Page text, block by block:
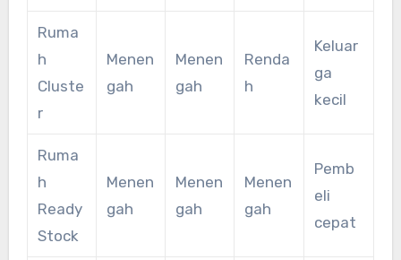
Ruma
h
Cluste
r
Menen
gah
Menen
gah
Renda
h
Keluar
ga
kecil
Ruma
h
Ready
Stock
Menen
gah
Menen
gah
Menen
gah
Pemb
eli
cepat